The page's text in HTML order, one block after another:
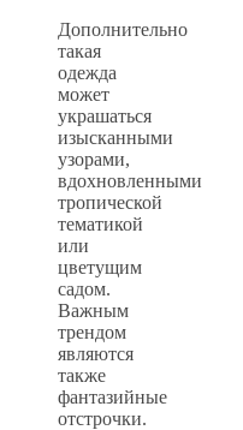
Дополнительно
такая
одежда
может
украшаться
изысканными
узорами,
вдохновленными
тропической
тематикой
или
цветущим
садом.
Важным
трендом
являются
также
фантазийные
отстрочки.